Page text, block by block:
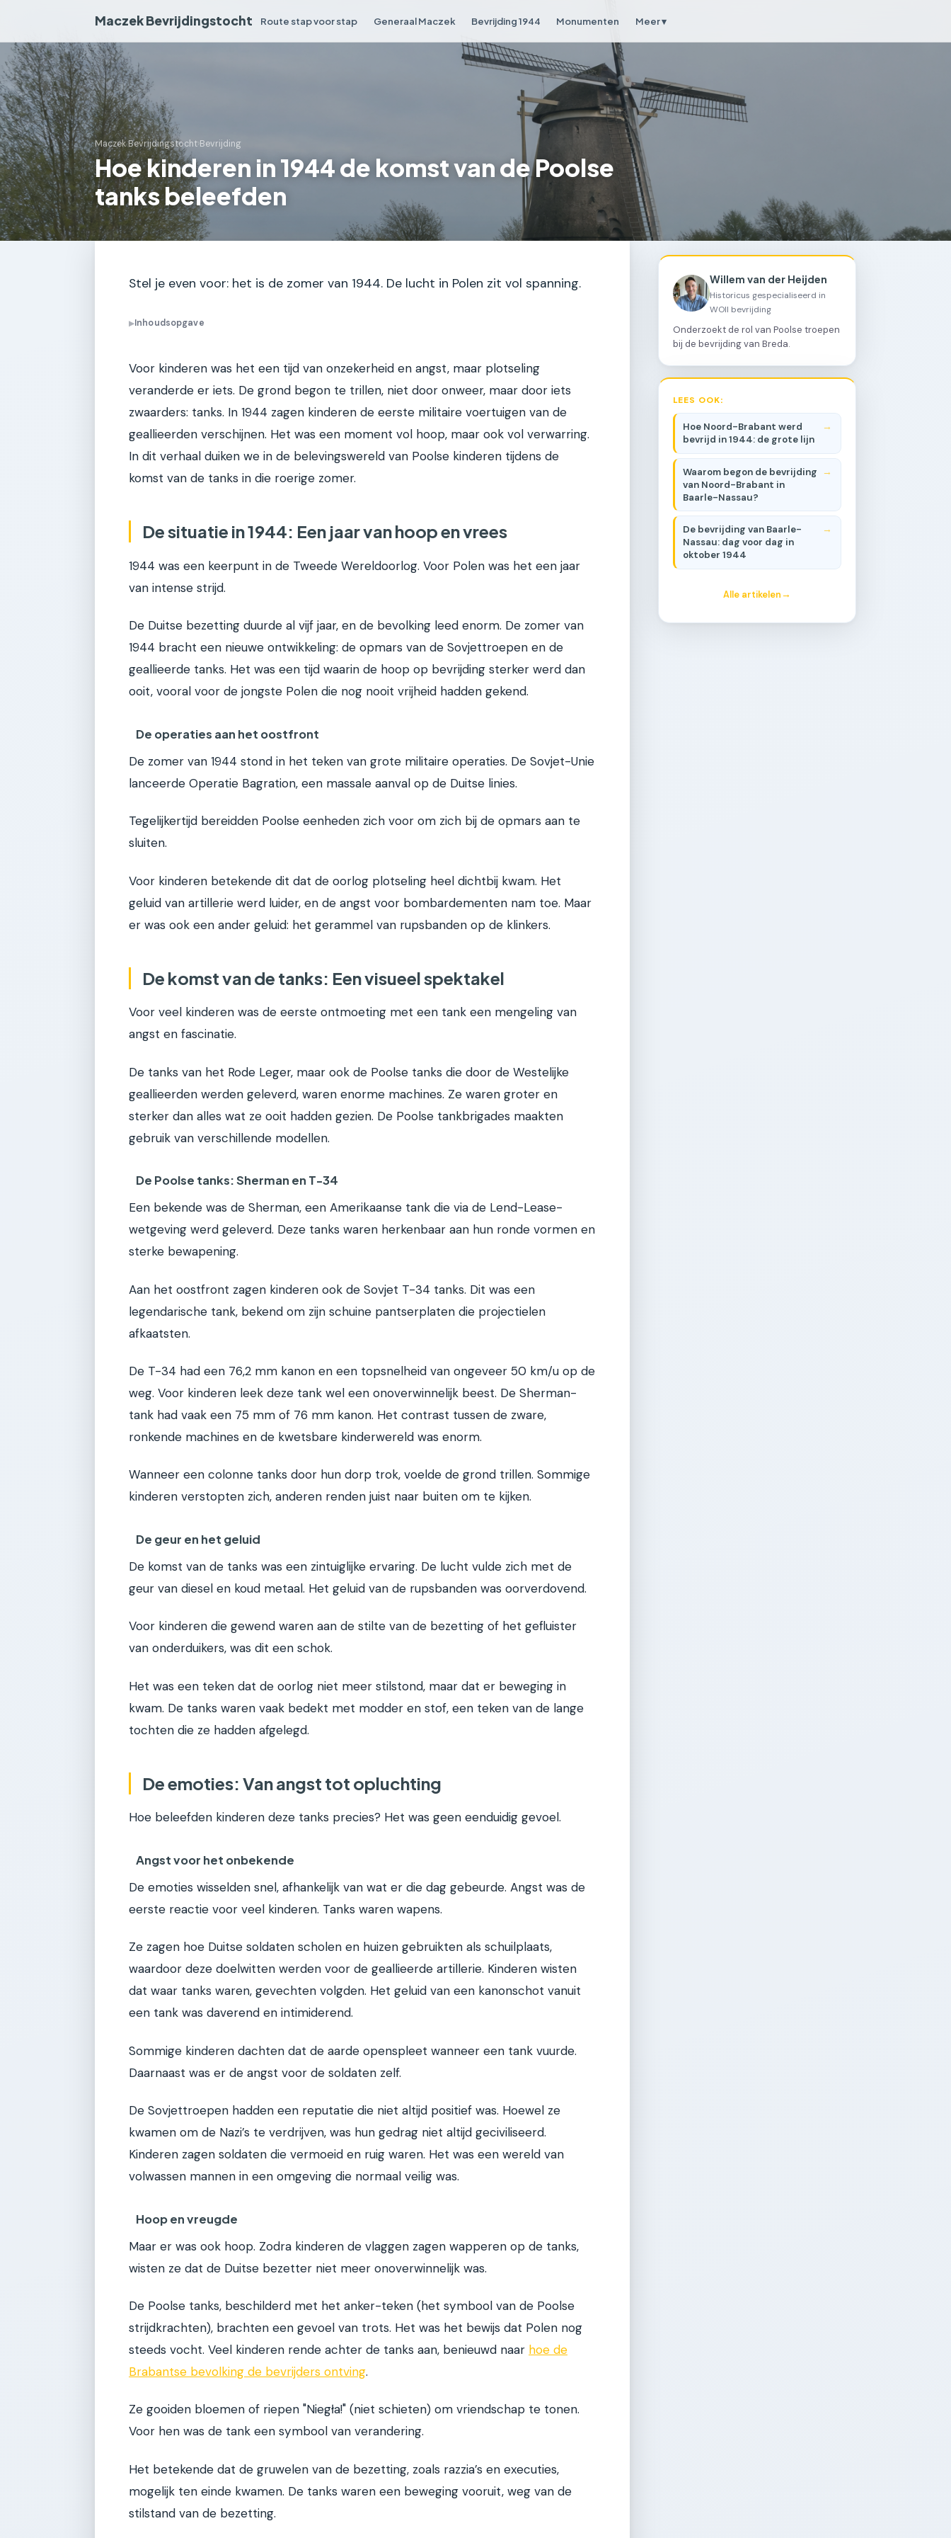
Maczek Bevrijdingstocht Route stap voor stap Generaal Maczek Bevrijding 1944 Monumenten Meer ▾
Maczek Bevrijdingstocht›Bevrijding
Hoe kinderen in 1944 de komst van de Poolse
tanks beleefden
Stel je even voor: het is de zomer van 1944. De lucht in Polen zit vol spanning.
▶Inhoudsopgave
Voor kinderen was het een tijd van onzekerheid en angst, maar plotseling
veranderde er iets. De grond begon te trillen, niet door onweer, maar door iets
zwaarders: tanks. In 1944 zagen kinderen de eerste militaire voertuigen van de
geallieerden verschijnen. Het was een moment vol hoop, maar ook vol verwarring.
In dit verhaal duiken we in de belevingswereld van Poolse kinderen tijdens de
komst van de tanks in die roerige zomer.
De situatie in 1944: Een jaar van hoop en vrees
1944 was een keerpunt in de Tweede Wereldoorlog. Voor Polen was het een jaar
van intense strijd.
De Duitse bezetting duurde al vijf jaar, en de bevolking leed enorm. De zomer van
1944 bracht een nieuwe ontwikkeling: de opmars van de Sovjettroepen en de
geallieerde tanks. Het was een tijd waarin de hoop op bevrijding sterker werd dan
ooit, vooral voor de jongste Polen die nog nooit vrijheid hadden gekend.
De operaties aan het oostfront
De zomer van 1944 stond in het teken van grote militaire operaties. De Sovjet-Unie
lanceerde Operatie Bagration, een massale aanval op de Duitse linies.
Tegelijkertijd bereidden Poolse eenheden zich voor om zich bij de opmars aan te
sluiten.
Voor kinderen betekende dit dat de oorlog plotseling heel dichtbij kwam. Het
geluid van artillerie werd luider, en de angst voor bombardementen nam toe. Maar
er was ook een ander geluid: het gerammel van rupsbanden op de klinkers.
De komst van de tanks: Een visueel spektakel
Voor veel kinderen was de eerste ontmoeting met een tank een mengeling van
angst en fascinatie.
De tanks van het Rode Leger, maar ook de Poolse tanks die door de Westelijke
geallieerden werden geleverd, waren enorme machines. Ze waren groter en
sterker dan alles wat ze ooit hadden gezien. De Poolse tankbrigades maakten
gebruik van verschillende modellen.
De Poolse tanks: Sherman en T-34
Een bekende was de Sherman, een Amerikaanse tank die via de Lend-Lease-
wetgeving werd geleverd. Deze tanks waren herkenbaar aan hun ronde vormen en
sterke bewapening.
Aan het oostfront zagen kinderen ook de Sovjet T-34 tanks. Dit was een
legendarische tank, bekend om zijn schuine pantserplaten die projectielen
afkaatsten.
De T-34 had een 76,2 mm kanon en een topsnelheid van ongeveer 50 km/u op de
weg. Voor kinderen leek deze tank wel een onoverwinnelijk beest. De Sherman-
tank had vaak een 75 mm of 76 mm kanon. Het contrast tussen de zware,
ronkende machines en de kwetsbare kinderwereld was enorm.
Wanneer een colonne tanks door hun dorp trok, voelde de grond trillen. Sommige
kinderen verstopten zich, anderen renden juist naar buiten om te kijken.
De geur en het geluid
De komst van de tanks was een zintuiglijke ervaring. De lucht vulde zich met de
geur van diesel en koud metaal. Het geluid van de rupsbanden was oorverdovend.
Voor kinderen die gewend waren aan de stilte van de bezetting of het gefluister
van onderduikers, was dit een schok.
Het was een teken dat de oorlog niet meer stilstond, maar dat er beweging in
kwam. De tanks waren vaak bedekt met modder en stof, een teken van de lange
tochten die ze hadden afgelegd.
De emoties: Van angst tot opluchting
Hoe beleefden kinderen deze tanks precies? Het was geen eenduidig gevoel.
Angst voor het onbekende
De emoties wisselden snel, afhankelijk van wat er die dag gebeurde. Angst was de
eerste reactie voor veel kinderen. Tanks waren wapens.
Ze zagen hoe Duitse soldaten scholen en huizen gebruikten als schuilplaats,
waardoor deze doelwitten werden voor de geallieerde artillerie. Kinderen wisten
dat waar tanks waren, gevechten volgden. Het geluid van een kanonschot vanuit
een tank was daverend en intimiderend.
Sommige kinderen dachten dat de aarde openspleet wanneer een tank vuurde.
Daarnaast was er de angst voor de soldaten zelf.
De Sovjettroepen hadden een reputatie die niet altijd positief was. Hoewel ze
kwamen om de Nazi’s te verdrijven, was hun gedrag niet altijd geciviliseerd.
Kinderen zagen soldaten die vermoeid en ruig waren. Het was een wereld van
volwassen mannen in een omgeving die normaal veilig was.
Hoop en vreugde
Maar er was ook hoop. Zodra kinderen de vlaggen zagen wapperen op de tanks,
wisten ze dat de Duitse bezetter niet meer onoverwinnelijk was.
De Poolse tanks, beschilderd met het anker-teken (het symbool van de Poolse
strijdkrachten), brachten een gevoel van trots. Het was het bewijs dat Polen nog
steeds vocht. Veel kinderen rende achter de tanks aan, benieuwd naar hoe de
Brabantse bevolking de bevrijders ontving.
Ze gooiden bloemen of riepen "Niegła!" (niet schieten) om vriendschap te tonen.
Voor hen was de tank een symbool van verandering.
Het betekende dat de gruwelen van de bezetting, zoals razzia’s en executies,
mogelijk ten einde kwamen. De tanks waren een beweging vooruit, weg van de
stilstand van de bezetting.
Willem van der Heijden
Historicus gespecialiseerd in
WOII bevrijding
Onderzoekt de rol van Poolse troepen
bij de bevrijding van Breda.
LEES OOK:
Hoe Noord-Brabant werd
bevrijd in 1944: de grote lijn
Waarom begon de bevrijding
van Noord-Brabant in
Baarle-Nassau?
De bevrijding van Baarle-
Nassau: dag voor dag in
oktober 1944
Alle artikelen